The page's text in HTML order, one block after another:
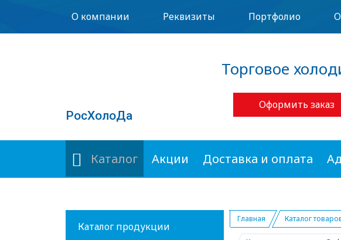
О компании Реквизиты Портфолио
РосХолоДа
Торговое
Оформить заказ
Каталог Акции Доставка и оплата
Каталог продукции
Главная Каталог